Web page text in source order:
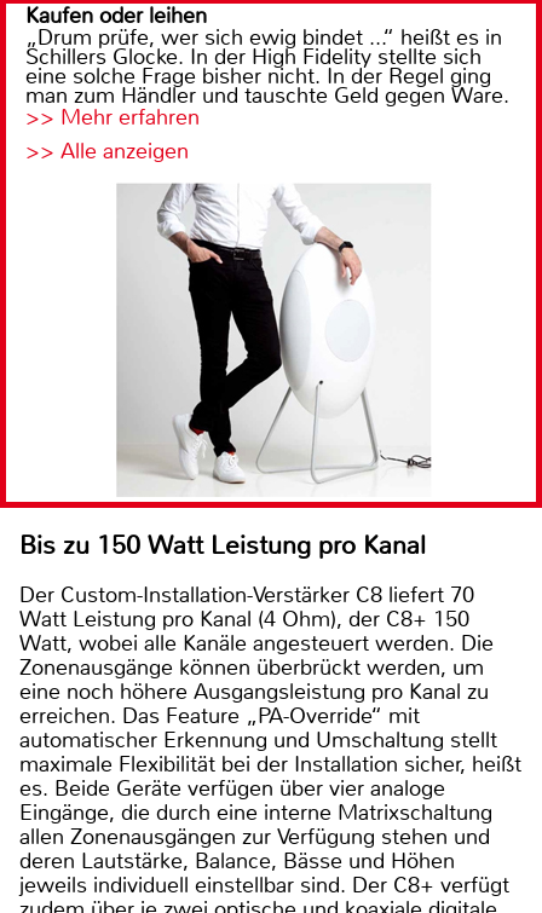
Kaufen oder leihen
„Drum prüfe, wer sich ewig bindet ...“ heißt es in
Schillers Glocke. In der High Fidelity stellte sich
eine solche Frage bisher nicht. In der Regel ging
man zum Händler und tauschte Geld gegen Ware.
>> Mehr erfahren
>> Alle anzeigen
Bis zu 150 Watt Leistung pro Kanal
Der Custom-Installation-Verstärker C8 liefert 70
Watt Leistung pro Kanal (4 Ohm), der C8+ 150
Watt, wobei alle Kanäle angesteuert werden. Die
Zonenausgänge können überbrückt werden, um
eine noch höhere Ausgangsleistung pro Kanal zu
erreichen. Das Feature „PA-Override“ mit
automatischer Erkennung und Umschaltung stellt
maximale Flexibilität bei der Installation sicher, heißt
es. Beide Geräte verfügen über vier analoge
Eingänge, die durch eine interne Matrixschaltung
allen Zonenausgängen zur Verfügung stehen und
deren Lautstärke, Balance, Bässe und Höhen
jeweils individuell einstellbar sind. Der C8+ verfügt